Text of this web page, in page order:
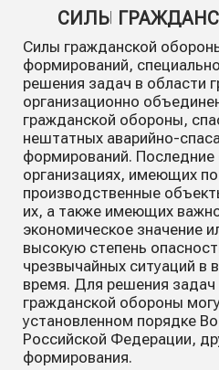
СИЛЫ
Силы гражданской
формирований,
решения задач в области
организационно
гражданской обороны,
нештатных аварийно-
формирований.
организациях, имеющих
производственные
их, а также имеющих
экономическое значение
высокую степень
чрезвычайных ситуаций в
время. Для решения задач
гражданской обороны
установленном порядке
Российской Федерации,
формирования.